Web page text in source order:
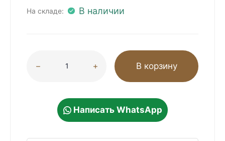
На складе: В наличии
В корзину
Написать WhatsApp